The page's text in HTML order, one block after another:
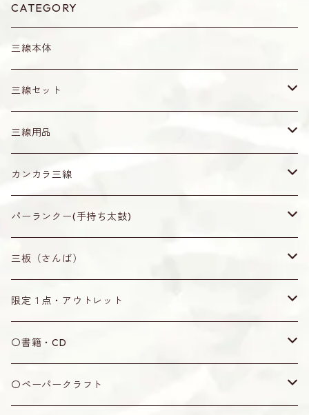
CATEGORY
三線本体
三線セット
真壁型（通常サイズ）
小さめサイズ
三線用品
爪（バチ）・ピック
水牛角製（黒）
オランダ牛角製（茶・赤牛）
ティーガ
ティーガ
ティーガ用紐
ティーガ留め
水牛角製
七宝焼製
ウマ
黒木製
竹製
弦
2号
カラクイ
カンカラ三線
無地
なんじぃ
パーランクー(手持ち太鼓)
無地
なんじぃ
三板（さんば）
無地
なんじぃ
限定１点・アウトレット
限定１点
アウトレット
〇書籍・CD
書籍
〇ペーパークラフト